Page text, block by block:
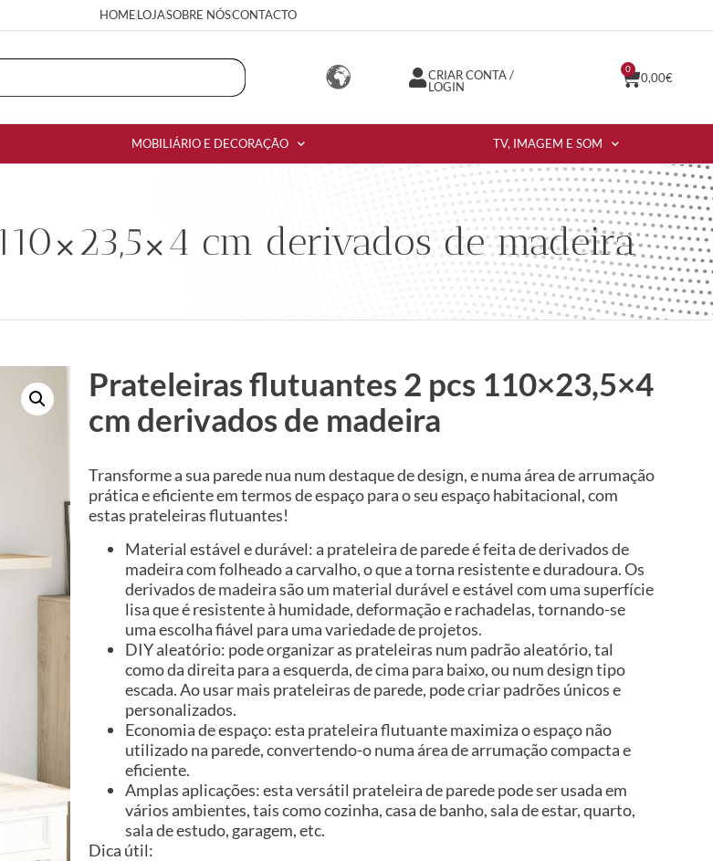
HOMELOJASOBRE NÓSCONTACTO
CRIAR CONTA /
LOGIN
0,00€
0
MOBILIÁRIO E DECORAÇÃO TV, IMAGEM E SOM
cm derivados de madeira
Prateleiras flutuantes 2 pcs 110×23,5×4
cm derivados de madeira
Transforme a sua parede nua num destaque de design, e numa área de arrumação
prática e eficiente em termos de espaço para o seu espaço habitacional, com
estas prateleiras flutuantes!
Material estável e durável: a prateleira de parede é feita de derivados de
madeira com folheado a carvalho, o que a torna resistente e duradoura. Os
derivados de madeira são um material durável e estável com uma superfície
lisa que é resistente à humidade, deformação e rachadelas, tornando-se
uma escolha fiável para uma variedade de projetos.
DIY aleatório: pode organizar as prateleiras num padrão aleatório, tal
como da direita para a esquerda, de cima para baixo, ou num design tipo
escada. Ao usar mais prateleiras de parede, pode criar padrões únicos e
personalizados.
Economia de espaço: esta prateleira flutuante maximiza o espaço não
utilizado na parede, convertendo-o numa área de arrumação compacta e
eficiente.
Amplas aplicações: esta versátil prateleira de parede pode ser usada em
vários ambientes, tais como cozinha, casa de banho, sala de estar, quarto,
sala de estudo, garagem, etc.
Dica útil: